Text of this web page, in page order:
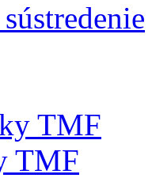
TMF
TMF